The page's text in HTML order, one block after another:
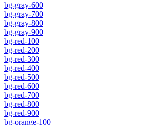
bg-gray-600
bg-gray-700
bg-gray-800
bg-gray-900
bg-red-100
bg-red-200
bg-red-300
bg-red-400
bg-red-500
bg-red-600
bg-red-700
bg-red-800
bg-red-900
bg-orange-100